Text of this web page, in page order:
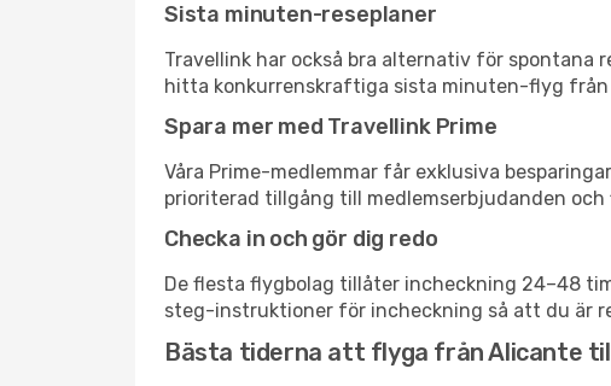
Sista minuten-reseplaner
Travellink har också bra alternativ för spontana
hitta konkurrenskraftiga sista minuten-flyg från
Spara mer med Travellink Prime
Våra Prime-medlemmar får exklusiva
prioriterad tillgång till medlemserbjudanden
Checka in och gör dig redo
De flesta flygbolag tillåter incheckning 24–48
steg-instruktioner för incheckning så att du är
Bästa tiderna att flyga från Alicante